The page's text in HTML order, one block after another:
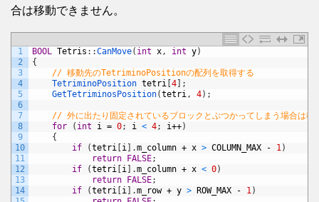
合は移動できません。
1
2
3
4
5
6
7
8
9
10
11
12
13
14
BOOL Tetris : :CanMove( int x, int y)
{
// 移動先のTetriminoPositionの配列を取得する
TetriminoPosition tetri 4
;
GetTetriminosPosition(tetri, 4) ;
// 外に出たり固定されているブロックとぶつかってしまう場合は移
for
( int i = 0; i < 4; i++)
{
if
(tetri i .m_column + x > COLUMN_MAX - 1)
return
FALSE;
if
(tetri i .m_column + x < 0)
return
FALSE;
if
(tetri i .m_row + y > ROW_MAX - 1)